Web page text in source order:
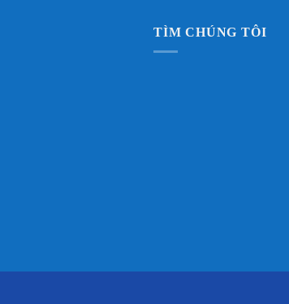
TÌM CHÚNG TÔI